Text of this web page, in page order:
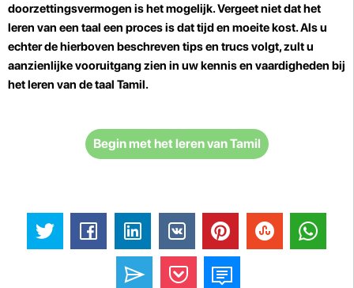
doorzettingsvermogen is het mogelijk. Vergeet niet dat het
leren van een taal een proces is dat tijd en moeite kost. Als u
echter de hierboven beschreven tips en trucs volgt, zult u
aanzienlijke vooruitgang zien in uw kennis en vaardigheden bij
het leren van de taal Tamil.
Begin met het leren van Tamil